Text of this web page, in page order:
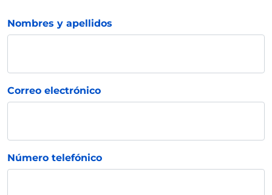
Nombres y apellidos
Correo electrónico
Número telefónico